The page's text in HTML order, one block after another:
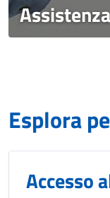
Esplora
Accesso